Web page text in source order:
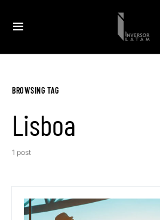
BROWSING TAG
Lisboa
1 post